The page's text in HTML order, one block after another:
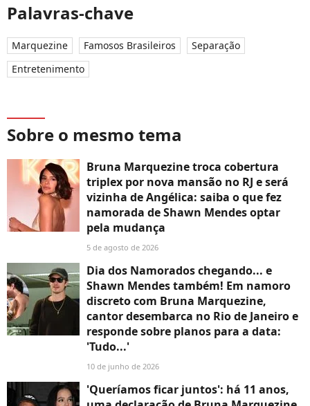
Palavras-chave
Marquezine Famosos Brasileiros
Separação
Entretenimento
Sobre o mesmo tema
Bruna Marquezine troca cobertura
triplex por nova mansão no RJ e será
vizinha de Angélica: saiba o que fez
namorada de Shawn Mendes optar
pela mudança
5 de agosto de 2026
Dia dos Namorados chegando... e
Shawn Mendes também! Em namoro
discreto com Bruna Marquezine,
cantor desembarca no Rio de Janeiro e
responde sobre planos para a data:
'Tudo...'
10 de junho de 2026
'Queríamos ficar juntos': há 11 anos,